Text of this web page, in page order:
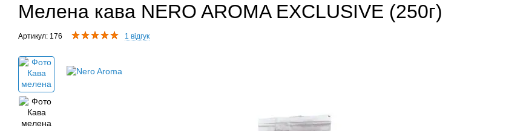
Мелена кава NERO AROMA EXCLUSIVE (250г)
Артикул: 176 1 відгук